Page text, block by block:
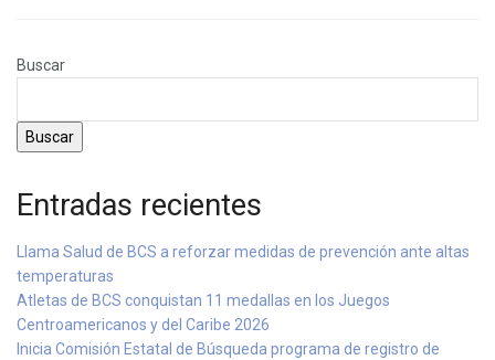
Buscar
Buscar
Entradas recientes
Llama Salud de BCS a reforzar medidas de prevención ante altas
temperaturas
Atletas de BCS conquistan 11 medallas en los Juegos
Centroamericanos y del Caribe 2026
Inicia Comisión Estatal de Búsqueda programa de registro de